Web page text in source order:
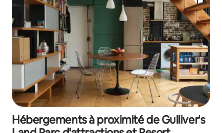
Hébergements à proximité de Gulliver's